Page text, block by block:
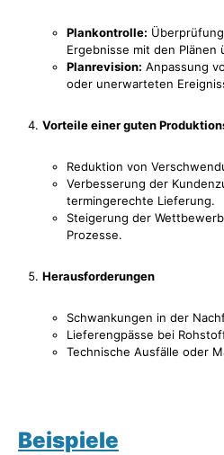
Plankontrolle:
Ergebnisse mit den Plänen
Planrevision: Anpassung
oder unerwarteten
Vorteile einer guten
Reduktion von
Verbesserung der
termingerechte Lieferung.
Steigerung der
Prozesse.
Herausforderungen
Schwankungen in der
Lieferengpässe bei
Technische Ausfälle oder
Beispiele